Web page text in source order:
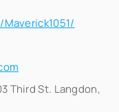
Third St. Langdon,